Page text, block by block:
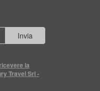
Invia
la
Travel Srl -